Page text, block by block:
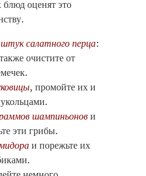
оценят это
салатного перца:
очистите от
, промойте их и
шампиньонови
эти грибы.
и порежьте их